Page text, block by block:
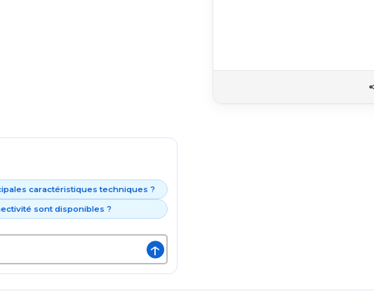
caractéristiques techniques ?
sont disponibles ?
↑